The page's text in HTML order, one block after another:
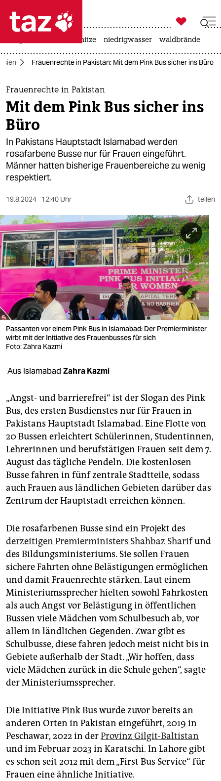
 taz zahl ich
taz zahl ich
themen
politik
öko
gesellschaft
kultur
sport
berlin
nord
wahrheit
verlag
verlag
veranstaltungen
shop
fragen & hilfe
abo
genossenschaft
epaper login

taz zahl ich
hitze niedrigwasser waldbrände
Frauenrechte in Pakistan: Mit dem Pink Bus sicher ins Büro ​
Frauenrechte in Pakistan
Mit dem Pink Bus sicher ins
Büro ​
In Pakistans Hauptstadt Islamabad werden
rosafarbene Busse nur für Frauen eingeführt.
Männer hatten bisherige Frauenbereiche zu wenig
respektiert​.
19.8.2024 12:40 Uhr teilen
Passanten vor einem Pink Bus in Islamabad: Der Premierminister
wirbt mit der Initiative des Frauenbusses für sich
Foto: Zahra Kazmi
Aus Islamabad Zahra Kazmi
„Angst- und barrierefrei“ ist der Slogan des Pink
Bus, des ersten Busdienstes nur für Frauen in
Pakistans Hauptstadt Islamabad. Eine Flotte von
20 Bussen erleichtert Schülerinnen, Studentinnen,
Lehrerinnen und berufstätigen Frauen seit dem 7.
August das tägliche Pendeln. Die kostenlosen
Busse fahren in fünf zentrale Stadtteile, sodass
auch Frauen aus ländlichen Gebieten darüber das
Zentrum der Hauptstadt erreichen können.
Die rosafarbenen Busse sind ein Projekt des
derzeitigen Premierministers Shahbaz Sharifund
des Bildungsministeriums. Sie sollen Frauen
sichere Fahrten ohne Belästigungen ermöglichen
und damit Frauenrechte stärken. Laut einem
Ministeriumssprecher hielten sowohl Fahrkosten
als auch Angst vor Belästigung in öffentlichen
Bussen viele Mädchen vom Schulbesuch ab, vor
allem in ländlichen Gegenden. Zwar gibt es
Schulbusse, diese fahren jedoch meist nicht bis in
Gebiete außerhalb der Stadt. „Wir hoffen, dass
viele Mädchen zurück in die Schule gehen“, sagte
der Ministeriumssprecher.
Die Initiative Pink Bus wurde zuvor bereits an
anderen Orten in Pakistan eingeführt, 2019 in
Peschawar, 2022 in derProvinz Gilgit-Baltistan
und im Februar 2023 in Karatschi. In Lahore gibt
es schon seit 2012 mit dem „First Bus Service“ für
Frauen eine ähnliche Initiative.